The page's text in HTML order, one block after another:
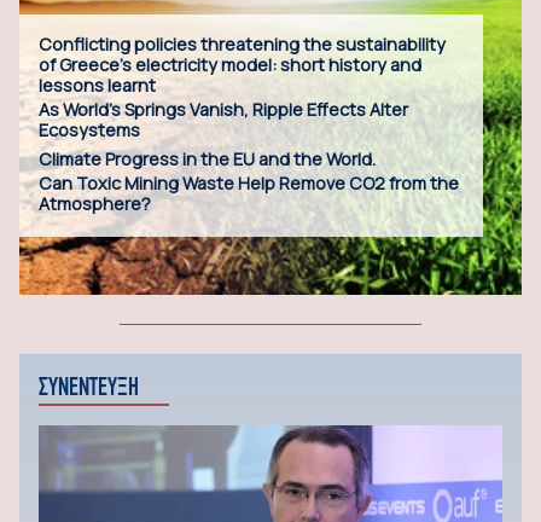
Conflicting policies threatening the sustainability
of Greece’s electricity model: short history and
lessons learnt
As World’s Springs Vanish, Ripple Effects Alter
Ecosystems
Climate Progress in the EU and the World.
Can Toxic Mining Waste Help Remove CO2 from the
Atmosphere?
ΣΥΝΕΝΤΕΥΞΗ